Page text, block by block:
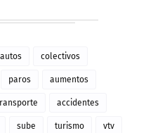
autos colectivos
paros aumentos
accidentes
sube turismo vtv